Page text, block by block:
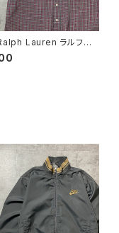
Lauren ラルフロ
刺繍ロゴ ポニー チ
柄 半袖 ボタンダウ